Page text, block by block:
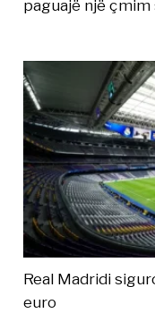
paguajë një
Real Madridi
euro